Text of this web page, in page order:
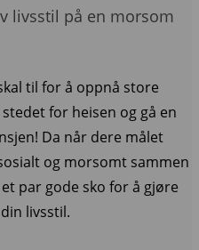
livsstil på en morsom
til for å oppnå store
for heisen og gå en
Da når dere målet
og morsomt sammen
par gode sko for å gjøre
livsstil.